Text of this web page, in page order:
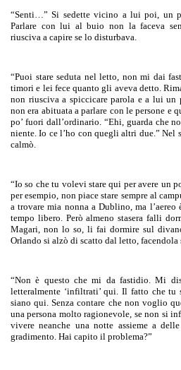
“Senti…” Si sedette vicino a lui poi, un
Parlare con lui al buio non lafaceva
riusciva a capire se lo disturbava.
“Puoi stare seduta nel letto, non mi dai
timori e lei fecequanto gli aveva detto.
non riusciva a spiccicare parola e a lui un
non era abituata a parlare con le persone e
po’ fuori dall’ordinario. “Ehi, guarda che
niente. Io ce l’ho con quegli altri due.” Nel
calmò.
“Io so che tu volevi stare qui per avere un
per esempio, non piace stare sempre al
a trovare mia nonna a Dublino, ma l’aereo
tempo libero. Però almeno stasera falli
Magari, non lo so, li fai dormire sul
Orlando si alzò di scatto dal letto, facendola
“Non è questo che mi da fastidio. Mi
letteralmente ‘infiltrati’ qui. Il fatto che tu
siano qui.Senza contare che non voglio
una persona molto ragionevole, se non si
vivere neanche una notte assieme a
gradimento. Hai capito il problema?”